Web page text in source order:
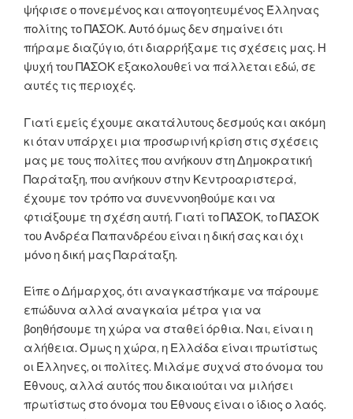
ψήφισε ο πονεμένος και απογοητευμένος Έλληνας
πολίτης το ΠΑΣΟΚ. Αυτό όμως δεν σημαίνει ότι
πήραμε διαζύγιο, ότι διαρρήξαμε τις σχέσεις μας. Η
ψυχή του ΠΑΣΟΚ εξακολουθεί να πάλλεται εδώ, σε
αυτές τις περιοχές.
Γιατί εμείς έχουμε ακατάλυτους δεσμούς και ακόμη
κι όταν υπάρχει μια προσωρινή κρίση στις σχέσεις
μας με τους πολίτες που ανήκουν στη Δημοκρατική
Παράταξη, που ανήκουν στην Κεντροαριστερά,
έχουμε τον τρόπο να συνεννοηθούμε και να
φτιάξουμε τη σχέση αυτή. Γιατί το ΠΑΣΟΚ, το ΠΑΣΟΚ
του Ανδρέα Παπανδρέου είναι η δική σας και όχι
μόνο η δική μας Παράταξη.
Είπε ο Δήμαρχος, ότι αναγκαστήκαμε να πάρουμε
επώδυνα αλλά αναγκαία μέτρα για να
βοηθήσουμε τη χώρα να σταθεί όρθια. Ναι, είναι η
αλήθεια. Όμως η χώρα, η Ελλάδα είναι πρωτίστως
οι Έλληνες, οι πολίτες. Μιλάμε συχνά στο όνομα του
Έθνους, αλλά αυτός που δικαιούται να μιλήσει
πρωτίστως στο όνομα του Έθνους είναι ο ίδιος ο λαός.